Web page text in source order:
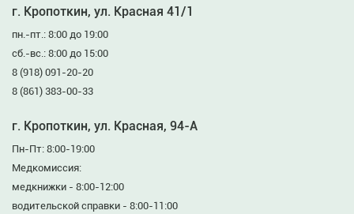
г. Кропоткин, ул. Красная 41/1
пн.-пт.: 8:00 до 19:00
сб.-вс.: 8:00 до 15:00
8 (918) 091-20-20
8 (861) 383-00-33
г. Кропоткин, ул. Красная, 94-А
Пн-Пт: 8:00-19:00
Медкомиссия:
медкнижки - 8:00-12:00
водительской справки - 8:00-11:00